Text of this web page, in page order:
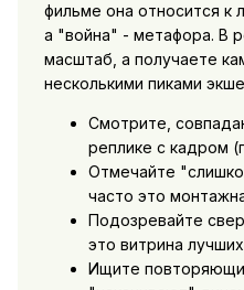
фильме она относится к
а "война" - метафора. В
масштаб, а получаете
несколькими пиками
Смотрите,
реплике с кадром
Отмечайте
часто это
Подозревайте
это витрина
Ищите